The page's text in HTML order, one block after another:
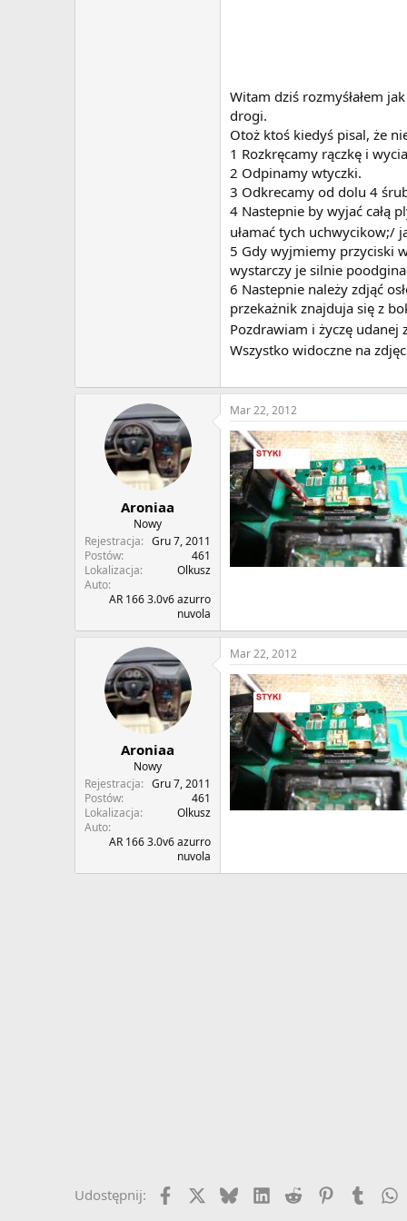
Witam dziś rozmyśłałem
drogi.
Otoż ktoś kiedyś pisal, że
1 Rozkręcamy rączkę i
2 Odpinamy wtyczki.
3 Odkrecamy od dolu 4
4 Nastepnie by wyjać całą
ułamać tych uchwycikow;/
5 Gdy wyjmiemy przyciski
wystarczy je silnie
6 Nastepnie należy zdjąć
przekażnik znajduja się z
Pozdrawiam i życzę udanej
Wszystko widoczne na
Aroniaa
Nowy
Rejestracja
Gru 7, 2011
Postów
461
Lokalizacja
Olkusz
Auto
AR 166 3.0v6 azurro
nuvola
Mar 22, 2012
Aroniaa
Nowy
Rejestracja
Gru 7, 2011
Postów
461
Lokalizacja
Olkusz
Auto
AR 166 3.0v6 azurro
nuvola
Mar 22, 2012
Udostępnij: Facebook BlueskyLinkedIn
Reddit PinterestTumblr